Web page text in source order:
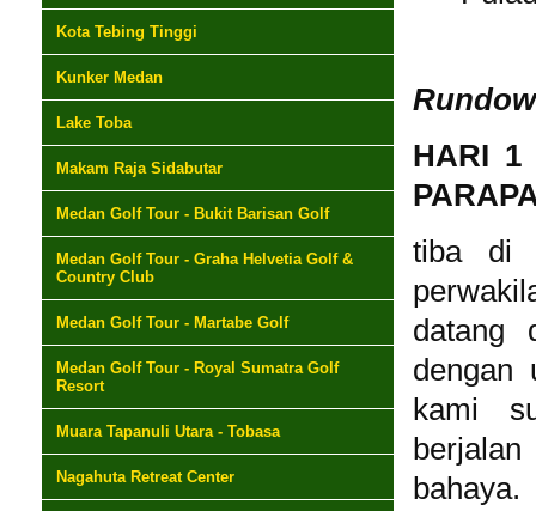
Kota Tebing Tinggi
Kunker Medan
Lake Toba
Makam Raja Sidabutar
Medan Golf Tour - Bukit Barisan Golf
Medan Golf Tour - Graha Helvetia Golf &
Country Club
Medan Golf Tour - Martabe Golf
Medan Golf Tour - Royal Sumatra Golf
Resort
Muara Tapanuli Utara - Tobasa
Nagahuta Retreat Center
HARI
tiba di
datang
dengan
kami
bahaya.